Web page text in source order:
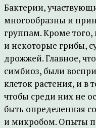
Бактерии,
многообразны и
группам. Кроме того,
и некоторые грибы,
дрожжей. Главное,
симбиоз, были
клеток растения, и в
чтобы среди них не
быть определенная
и микробом. Опыты